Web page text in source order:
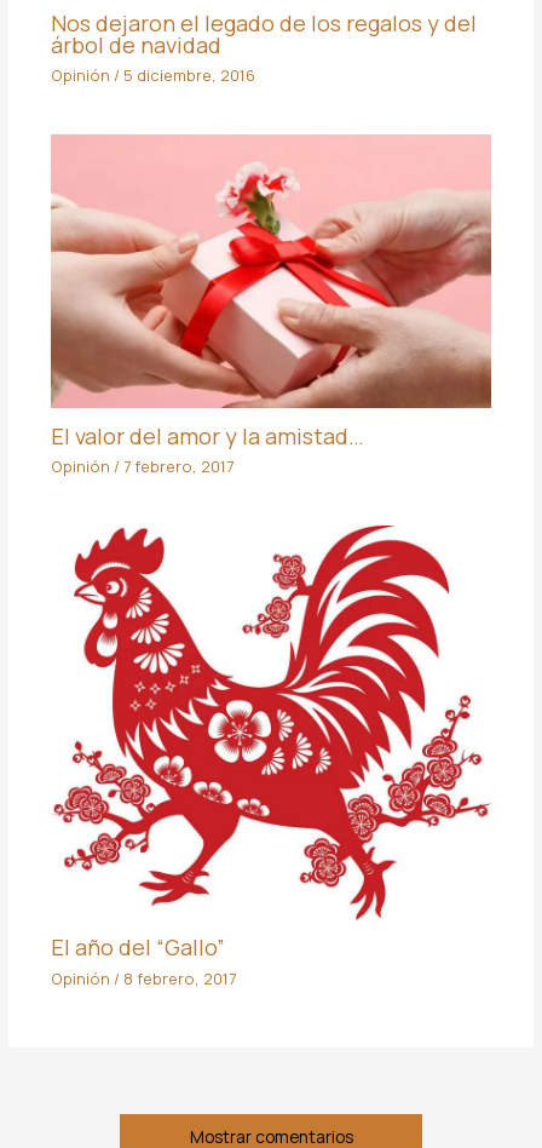
Nos dejaron el legado de los regalos y del
árbol de navidad
Opinión / 5 diciembre, 2016
El valor del amor y la amistad…
Opinión / 7 febrero, 2017
El año del “Gallo”
Opinión / 8 febrero, 2017
Mostrar comentarios